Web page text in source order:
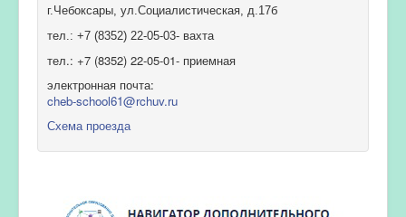
г.Чебоксары, ул.Социалистическая, д.17б
тел.: +7 (8352) 22-05-03- вахта
тел.: +7 (8352) 22-05-01- приемная
электронная почта:
cheb-school61@rchuv.ru
Схема проезда